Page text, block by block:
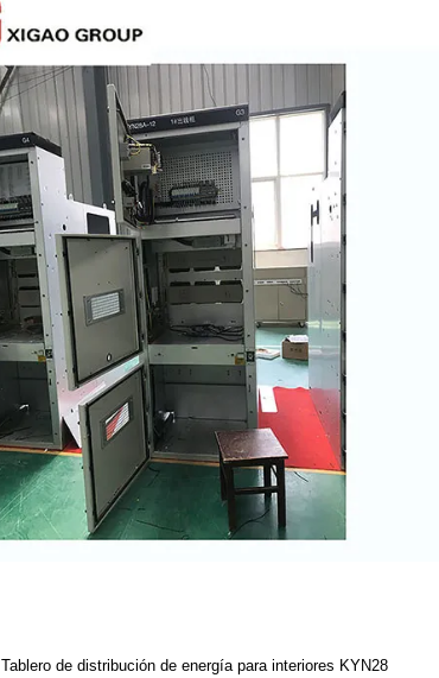
Tablero de distribución de energía para interiores KYN28